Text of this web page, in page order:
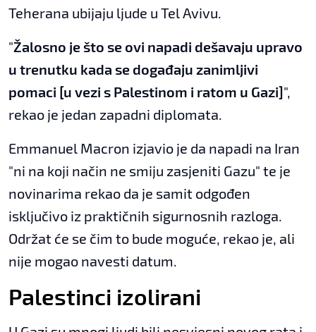
Teherana ubijaju ljude u Tel Avivu.
"Žalosno je što se ovi napadi dešavaju upravo
u trenutku kada se događaju zanimljivi
pomaci [u vezi s Palestinom i ratom u Gazi]",
rekao je jedan zapadni diplomata.
Emmanuel Macron izjavio je da napadi na Iran
"ni na koji način ne smiju zasjeniti Gazu" te je
novinarima rekao da je samit odgođen
isključivo iz praktičnih sigurnosnih razloga.
Održat će se čim to bude moguće, rekao je, ali
nije mogao navesti datum.
Palestinci izolirani